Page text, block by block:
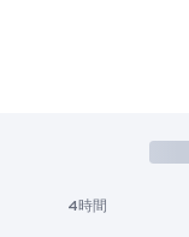
4時間